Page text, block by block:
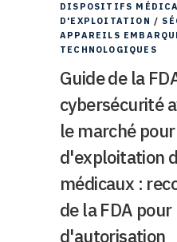
DISPOSITIFS
D'EXPLOITATION /
APPAREILS
TECHNOLOGIQUES
Guide de la
cybersécurité
le marché
d'exploitation
médicaux :
de la FDA
d'autorisation